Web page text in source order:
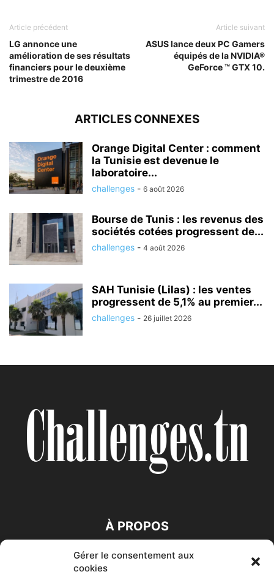
Gérer le consentement aux
cookies
Article précédent
LG annonce une
amélioration de ses résultats
financiers pour le deuxième
trimestre de 2016
Article suivant
ASUS lance deux PC Gamers
équipés de la NVIDIA®
GeForce ™ GTX 10.
ARTICLES CONNEXES
Orange Digital Center : comment
la Tunisie est devenue le
laboratoire...
challenges - 6 août 2026
Bourse de Tunis : les revenus des
sociétés cotées progressent de...
challenges - 4 août 2026
SAH Tunisie (Lilas) : les ventes
progressent de 5,1% au premier...
challenges - 26 juillet 2026
À PROPOS
SUIVEZ NOUS